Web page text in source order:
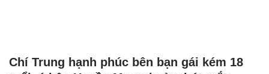
Chí Trung hạnh phúc bên bạn gái kém 18